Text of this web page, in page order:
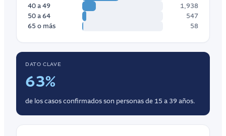
40 a 49
1,938
50 a 64
547
65 o más
58
DATO CLAVE
63%
de los casos confirmados son personas de 15 a 39 años.